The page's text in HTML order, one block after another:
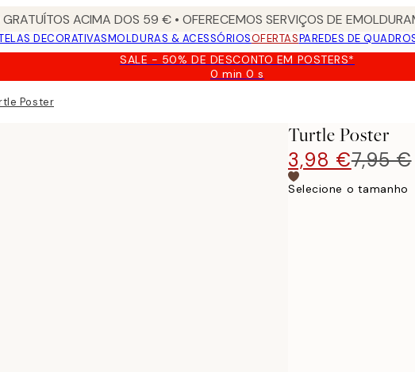
GRATUÍTOS ACIMA DOS 59 € • OFERECEMOS SERVIÇOS DE
DECORATIVASMOLDURAS & ACESSÓRIOSOFERTASPAREDES DE
SALE - 50% DE DESCONTO EM POSTERS*
0 min0 s
Válido
Poster
Turtle Poster
3,98 €7,95 €
Selecione o tamanho